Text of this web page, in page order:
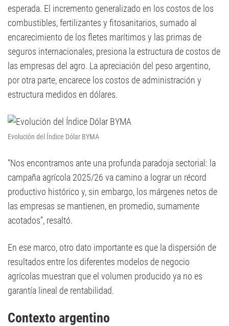
esperada. El incremento generalizado en los costos de los
combustibles, fertilizantes y fitosanitarios, sumado al
encarecimiento de los fletes marítimos y las primas de
seguros internacionales, presiona la estructura de costos de
las empresas del agro. La apreciación del peso argentino,
por otra parte, encarece los costos de administración y
estructura medidos en dólares.
Evolución del Índice Dólar BYMA
“Nos encontramos ante una profunda paradoja sectorial: la
campaña agrícola 2025/26 va camino a lograr un récord
productivo histórico y, sin embargo, los márgenes netos de
las empresas se mantienen, en promedio, sumamente
acotados”, resaltó.
En ese marco, otro dato importante es que la dispersión de
resultados entre los diferentes modelos de negocio
agrícolas muestran que el volumen producido ya no es
garantía lineal de rentabilidad.
Contexto argentino